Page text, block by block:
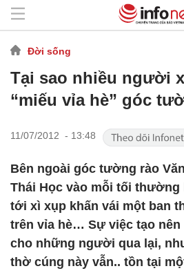
Đời sống
Tại sao nhiều người
“miếu vỉa hè” góc
11/07/2012 - 13:48
Bên ngoài góc tường rào
Thái Học vào mỗi tối
tới xì xụp khấn vái một ban
trên vỉa hè… Sự việc tạo nên
cho những người qua lại,
thờ cúng này vẫn.. tồn tại